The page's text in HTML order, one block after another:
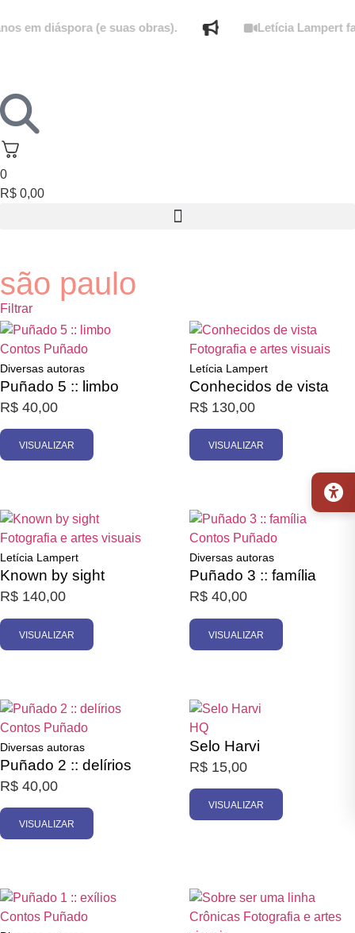
em diáspora (e suas obras). Letícia Lampert
0
R$ 0,00
são paulo
Filtrar
Promoção
Contos Puñado
Diversas autoras
Puñado 5 :: limbo
R$ 40,00
VISUALIZAR
Fotografia e artes visuais
Letícia Lampert
Conhecidos de vista
R$ 130,00
VISUALIZAR
Fotografia e artes visuais
Letícia Lampert
Known by sight
R$ 140,00
VISUALIZAR
Contos Puñado
Diversas autoras
Puñado 3 :: família
R$ 40,00
VISUALIZAR
Contos Puñado
Diversas autoras
Puñado 2 :: delírios
R$ 40,00
VISUALIZAR
HQ
Selo Harvi
R$ 15,00
VISUALIZAR
Contos Puñado Crônicas Fotografia e artes